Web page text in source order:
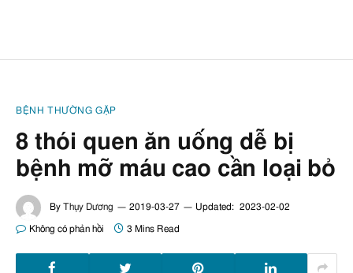
BỆNH THƯỜNG GẶP
8 thói quen ăn uống dễ bị
bệnh mỡ máu cao cần loại bỏ
By Thụy Dương 2019-03-27 Updated: 2023-02-02
Không có phản hồi 3 Mins Read